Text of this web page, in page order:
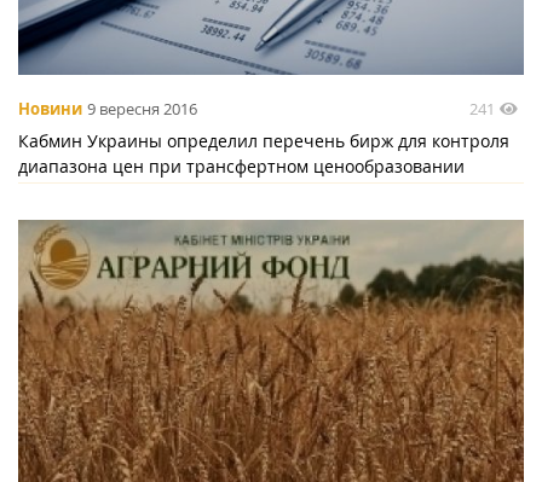
Новини 9 вересня 2016 241
Кабмин Украины определил перечень бирж для контроля
диапазона цен при трансфертном ценообразовании